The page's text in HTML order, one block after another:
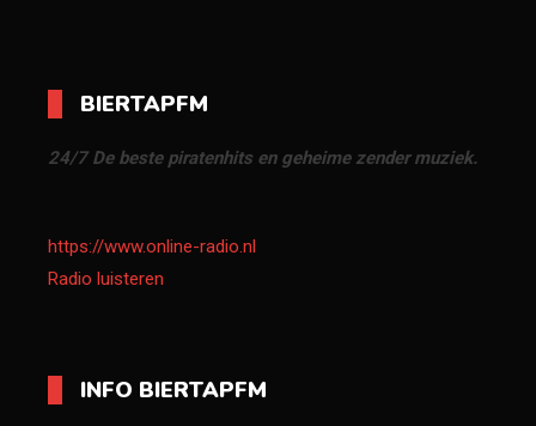
BIERTAPFM
24/7 De beste piratenhits en geheime zender muziek.
https://www.online-radio.nl
Radio luisteren
INFO BIERTAPFM